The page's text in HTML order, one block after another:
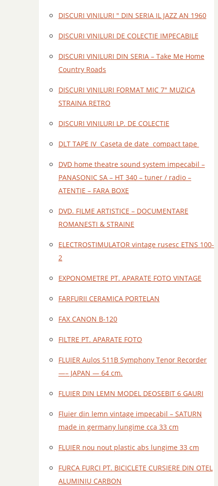
DISCURI VINILURI " DIN SERIA IL JAZZ AN 1960
DISCURI VINILURI DE COLECTIE IMPECABILE
DISCURI VINILURI DIN SERIA – Take Me Home
Country Roads
DISCURI VINILURI FORMAT MIC 7" MUZICA
STRAINA RETRO
DISCURI VINILURI LP. DE COLECTIE
DLT TAPE IV Caseta de date compact tape
DVD home theatre sound system impecabil –
PANASONIC SA – HT 340 – tuner / radio –
ATENTIE – FARA BOXE
DVD. FILME ARTISTICE – DOCUMENTARE
ROMANESTI & STRAINE
ELECTROSTIMULATOR vintage rusesc ETNS 100-
2
EXPONOMETRE PT. APARATE FOTO VINTAGE
FARFURII CERAMICA PORTELAN
FAX CANON B-120
FILTRE PT. APARATE FOTO
FLUIER Aulos 511B Symphony Tenor Recorder
—– JAPAN — 64 cm.
FLUIER DIN LEMN MODEL DEOSEBIT 6 GAURI
Fluier din lemn vintage impecabil – SATURN
made in germany lungime cca 33 cm
FLUIER nou nout plastic abs lungime 33 cm
FURCA FURCI PT. BICICLETE CURSIERE DIN OTEL
ALUMINIU CARBON